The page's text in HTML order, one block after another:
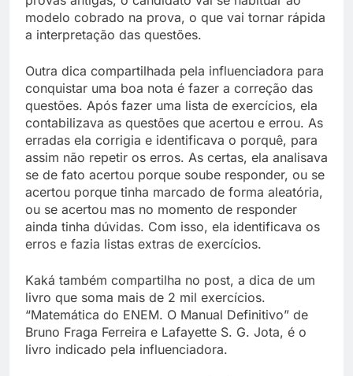
modelo cobrado na prova, o que vai tornar rápida
a interpretação das questões.
Outra dica compartilhada pela influenciadora para
conquistar uma boa nota é fazer a correção das
questões. Após fazer uma lista de exercícios, ela
contabilizava as questões que acertou e errou. As
erradas ela corrigia e identificava o porquê, para
assim não repetir os erros. As certas, ela analisava
se de fato acertou porque soube responder, ou se
acertou porque tinha marcado de forma aleatória,
ou se acertou mas no momento de responder
ainda tinha dúvidas. Com isso, ela identificava os
erros e fazia listas extras de exercícios.
Kaká também compartilha no post, a dica de um
livro que soma mais de 2 mil exercícios.
“Matemática do ENEM. O Manual Definitivo” de
Bruno Fraga Ferreira e Lafayette S. G. Jota, é o
livro indicado pela influenciadora.